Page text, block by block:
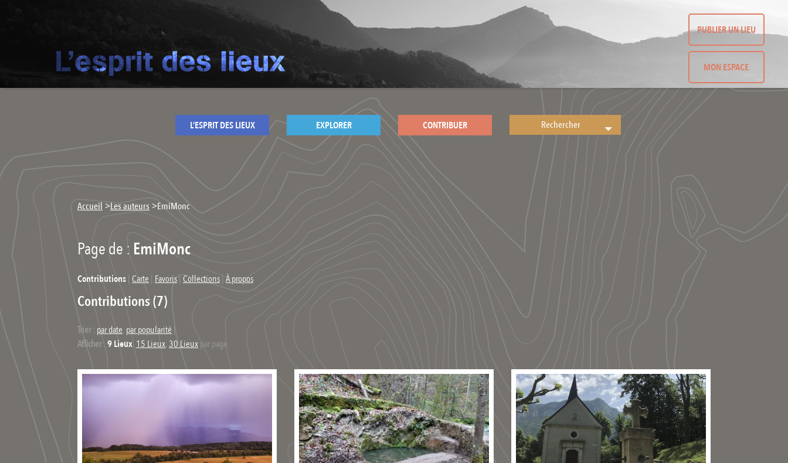
PUBLIER UN LIEU
MON ESPACE
L’ESPRIT DES LIEUX EXPLORER CONTRIBUER
Accueil>Les auteurs >EmiMonc
Page de :EmiMonc
Contributions| Carte | Favoris|Collections|À propos
Contributions (7)
Trier : par date, par popularité
Afficher:9 Lieux,15 Lieux, 30 Lieuxpar page